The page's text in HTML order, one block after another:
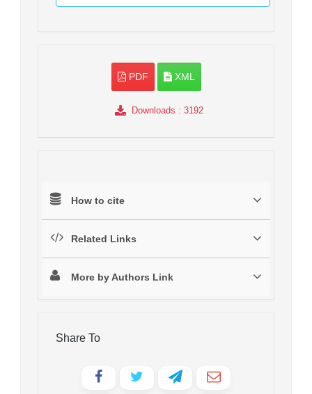
PDF XML
Downloads : 3192
How to cite
Related Links
More by Authors Link
Share To